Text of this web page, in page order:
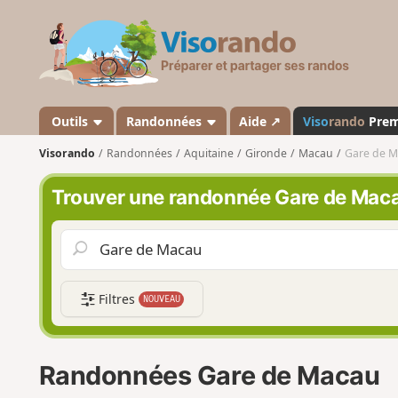
s
a
n
d
o
Outils Randonnées Aide ↗ Visorando
Visorando Randonnées Aquitaine Gironde Macau Gare de
Trouver une randonnée Gare de
Filtres NOUVEAU
Randonnées Gare de Macau